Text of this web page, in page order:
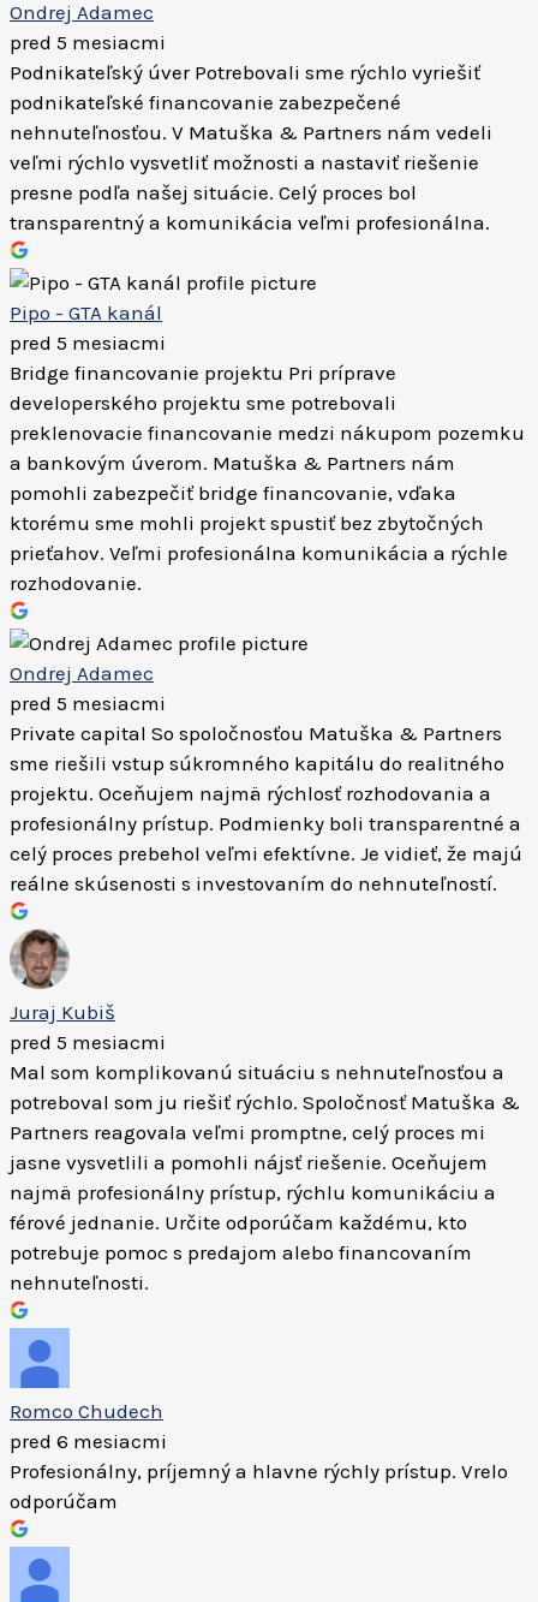
Ondrej Adamec
pred 5 mesiacmi
Podnikateľský úver Potrebovali sme rýchlo vyriešiť
podnikateľské financovanie zabezpečené
nehnuteľnosťou. V Matuška & Partners nám vedeli
veľmi rýchlo vysvetliť možnosti a nastaviť riešenie
presne podľa našej situácie. Celý proces bol
transparentný a komunikácia veľmi profesionálna.
Pipo - GTA kanál
pred 5 mesiacmi
Bridge financovanie projektu Pri príprave
developerského projektu sme potrebovali
preklenovacie financovanie medzi nákupom pozemku
a bankovým úverom. Matuška & Partners nám
pomohli zabezpečiť bridge financovanie, vďaka
ktorému sme mohli projekt spustiť bez zbytočných
prieťahov. Veľmi profesionálna komunikácia a rýchle
rozhodovanie.
Ondrej Adamec
pred 5 mesiacmi
Private capital So spoločnosťou Matuška & Partners
sme riešili vstup súkromného kapitálu do realitného
projektu. Oceňujem najmä rýchlosť rozhodovania a
profesionálny prístup. Podmienky boli transparentné a
celý proces prebehol veľmi efektívne. Je vidieť, že majú
reálne skúsenosti s investovaním do nehnuteľností.
Juraj Kubiš
pred 5 mesiacmi
Mal som komplikovanú situáciu s nehnuteľnosťou a
potreboval som ju riešiť rýchlo. Spoločnosť Matuška &
Partners reagovala veľmi promptne, celý proces mi
jasne vysvetlili a pomohli nájsť riešenie. Oceňujem
najmä profesionálny prístup, rýchlu komunikáciu a
férové jednanie. Určite odporúčam každému, kto
potrebuje pomoc s predajom alebo financovaním
nehnuteľnosti.
Romco Chudech
pred 6 mesiacmi
Profesionálny, príjemný a hlavne rýchly prístup. Vrelo
odporúčam